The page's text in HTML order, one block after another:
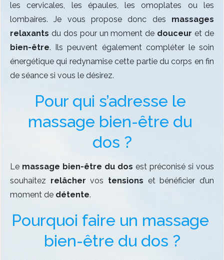
les cervicales, les épaules, les omoplates ou les
lombaires. Je vous propose donc des massages
relaxants du dos pour un moment de douceuret de
bien-être. Ils peuvent également compléter le soin
énergétique qui redynamise cette partie du corps en fin
de séance si vous le désirez.
Pour qui s’adresse le
massage bien-être du
dos ?
Le massage bien-être du dos est préconisé si vous
souhaitez relâcher vos tensions et bénéficier d’un
moment de détente.
Pourquoi faire un massage
bien-être du dos ?